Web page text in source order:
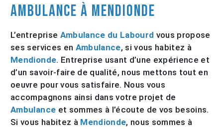
Ambulance à Mendionde
L’entreprise Ambulance du Labourd vous propose
ses services en Ambulance, si vous habitez à
Mendionde. Entreprise usant d’une expérience et
d’un savoir-faire de qualité, nous mettons tout en
oeuvre pour vous satisfaire. Nous vous
accompagnons ainsi dans votre projet de
Ambulance et sommes à l’écoute de vos besoins.
Si vous habitez à Mendionde, nous sommes à